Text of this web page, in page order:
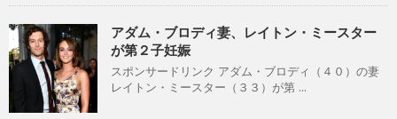
アダム・ブロディ妻、レイトン・ミースター
が第２子妊娠
スポンサードリンク アダム・ブロディ（４０）の妻
レイトン・ミースター（３３）が第 ...